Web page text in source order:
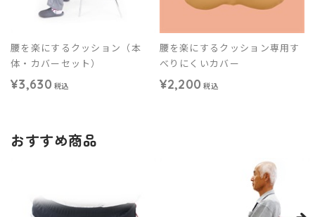
腰を楽にするクッション（本
体・カバーセット）
¥3,630 税込
腰を楽にするクッション専用す
べりにくいカバー
¥2,200 税込
おすすめ商品